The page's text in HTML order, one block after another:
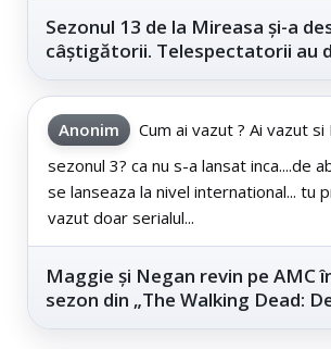
Sezonul 13 de la Mireasa și-a
câștigătorii. Telespectatorii au
Anonim
Cum ai vazut ? Ai vazut si
sezonul 3? ca nu s-a lansat inca....de
se lanseaza la nivel international... tu
vazut doar serialul...
Maggie și Negan revin pe AMC
sezon din „The Walking Dead: